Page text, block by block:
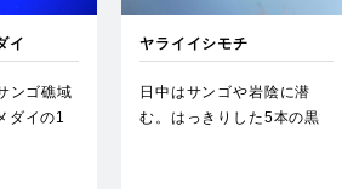
イ
ンゴ礁域
ダイの1
ヤライイシモチ
日中はサンゴや岩陰に潜
む。はっきりした5本の黒